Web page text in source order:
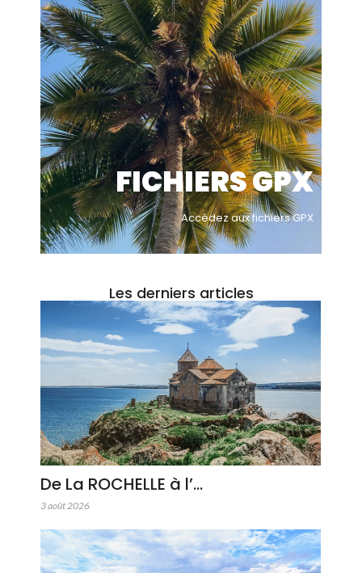
FICHIERS GPX
Accèdez aux fichiers GPX
Les derniers articles
De La ROCHELLE à l’…
3 août 2026